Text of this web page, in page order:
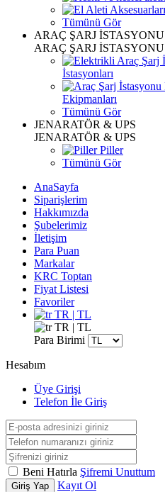
Tümünü Gör
ARAÇ ŞARJ İSTASYONU
ARAÇ ŞARJ İSTASYONU
İstasyonları
Ekipmanları
Tümünü Gör
JENARATÖR & UPS
JENARATÖR & UPS
Piller
Tümünü Gör
AnaSayfa
Siparişlerim
Hakkımızda
Şubelerimiz
İletişim
Para Puan
Markalar
KRC Toptan
Fiyat Listesi
Favoriler
TR | TL
TR | TL
Para Birimi
Hesabım
Üye Girişi
Telefon İle Giriş
Beni Hatırla Şifremi Unuttum
Giriş Yap
Kayıt Ol